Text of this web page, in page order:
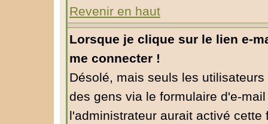
Revenir en haut
Lorsque je clique sur le lien e-
me connecter !
Désolé, mais seuls les
des gens via le formulaire d'e-
l'administrateur aurait activé